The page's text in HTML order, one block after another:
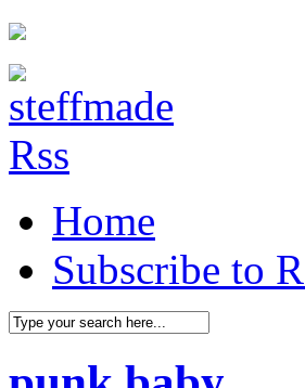
Home
Subscribe to